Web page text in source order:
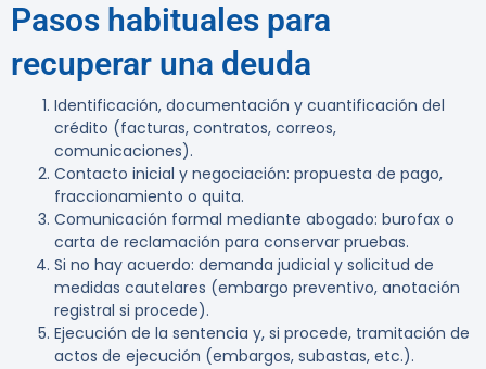
Pasos habituales para
recuperar una deuda
Identificación, documentación y cuantificación del
crédito (facturas, contratos, correos,
comunicaciones).
Contacto inicial y negociación: propuesta de pago,
fraccionamiento o quita.
Comunicación formal mediante abogado: burofax o
carta de reclamación para conservar pruebas.
Si no hay acuerdo: demanda judicial y solicitud de
medidas cautelares (embargo preventivo, anotación
registral si procede).
Ejecución de la sentencia y, si procede, tramitación de
actos de ejecución (embargos, subastas, etc.).